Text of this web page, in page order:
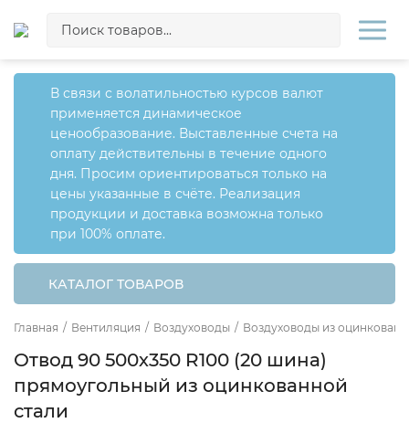
В связи с волатильностью курсов валют
применяется динамическое
ценообразование. Выставленные счета на
оплату действительны в течение одного
дня. Просим ориентироваться только на
цены указанные в счёте. Реализация
продукции и доставка возможна только
при 100% оплате.
КАТАЛОГ ТОВАРОВ
Главная / Вентиляция / Воздуховоды / Воздуховоды из
Отвод 90 500х350 R100 (20 шина)
прямоугольный из оцинкованной
стали